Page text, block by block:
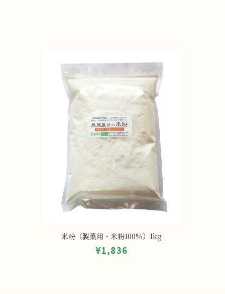
米粉（製菓用・米粉100%）1kg
¥1,836